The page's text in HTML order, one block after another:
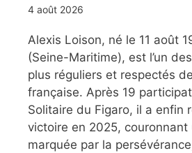
4 août 2026
Alexis Loison, né le 11 août
(Seine-Maritime), est l’un
plus réguliers et respectés
française. Après 19
Solitaire du Figaro, il a enfin
victoire en 2025, couronnant
marquée par la